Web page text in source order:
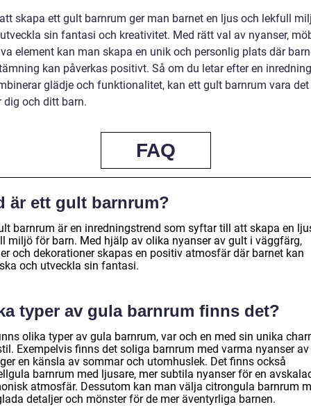
skapa ett gult barnrum ger man barnet en ljus och lekfull
sin fantasi och kreativitet. Med rätt val av nyanser,
element kan man skapa en unik och personlig plats där
kan påverkas positivt. Så om du letar efter en
glädje och funktionalitet, kan ett gult barnrum vara
dig och ditt barn.
FAQ
är ett gult barnrum?
barnrum är en inredningstrend som syftar till att skapa en
miljö för barn. Med hjälp av olika nyanser av gult i väggfärg,
och dekorationer skapas en positiv atmosfär där barnet kan
och utveckla sin fantasi.
typer av gula barnrum finns det?
olika typer av gula barnrum, var och en med sin unika
Exempelvis finns det soliga barnrum med varma nyanser
en känsla av sommar och utomhuslek. Det finns också
barnrum med ljusare, mer subtila nyanser för en
atmosfär. Dessutom kan man välja citrongula barnrum
detaljer och mönster för de mer äventyrliga barnen.